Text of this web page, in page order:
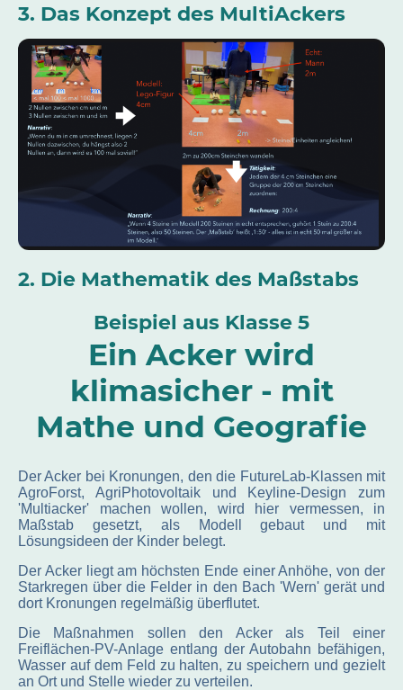
3. Das Konzept des MultiAckers
2. Die Mathematik des Maßstabs
Beispiel aus Klasse 5
Ein Acker wird
klimasicher - mit
Mathe und Geografie
Der Acker bei Kronungen, den die FutureLab-Klassen mit
AgroForst, AgriPhotovoltaik und Keyline-Design zum
'Multiacker' machen wollen, wird hier vermessen, in
Maßstab gesetzt, als Modell gebaut und mit
Lösungsideen der Kinder belegt.
Der Acker liegt am höchsten Ende einer Anhöhe, von der
Starkregen über die Felder in den Bach 'Wern' gerät und
dort Kronungen regelmäßig überflutet.
Die Maßnahmen sollen den Acker als Teil einer
Freiflächen-PV-Anlage entlang der Autobahn befähigen,
Wasser auf dem Feld zu halten, zu speichern und gezielt
an Ort und Stelle wieder zu verteilen.